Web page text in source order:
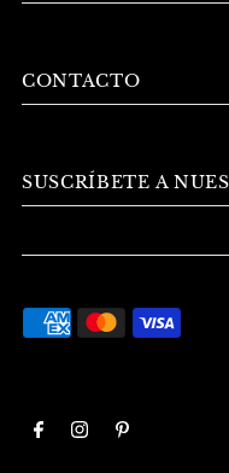
CONTACTO
SUSCRÍBETE A